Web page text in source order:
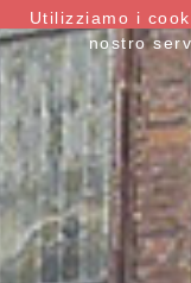
Utilizziamo i
nostro